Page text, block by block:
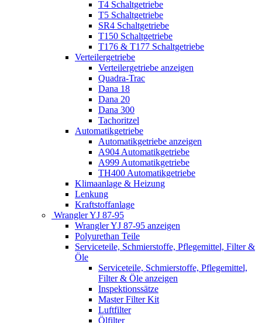
T4 Schaltgetriebe
T5 Schaltgetriebe
SR4 Schaltgetriebe
T150 Schaltgetriebe
T176 & T177 Schaltgetriebe
Verteilergetriebe
Verteilergetriebe anzeigen
Quadra-Trac
Dana 18
Dana 20
Dana 300
Tachoritzel
Automatikgetriebe
Automatikgetriebe anzeigen
A904 Automatikgetriebe
A999 Automatikgetriebe
TH400 Automatikgetriebe
Klimaanlage & Heizung
Lenkung
Kraftstoffanlage
Wrangler YJ 87-95
Wrangler YJ 87-95 anzeigen
Polyurethan Teile
Serviceteile, Schmierstoffe, Pflegemittel, Filter &
Öle
Serviceteile, Schmierstoffe, Pflegemittel,
Filter & Öle anzeigen
Inspektionssätze
Master Filter Kit
Luftfilter
Ölfilter